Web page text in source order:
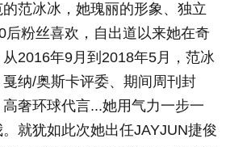
范冰冰，她瑰丽的形象、独立
后粉丝喜欢，自出道以来她在奇
2016年9月到 2018年5月，范冰
纳/奥斯卡评委、期间周刊封
奢环球代言...她用气力一步一
就犹如此次她出任JAYJUN捷俊